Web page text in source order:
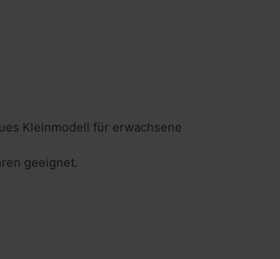
Kleinmodell für erwachsene
geeignet.